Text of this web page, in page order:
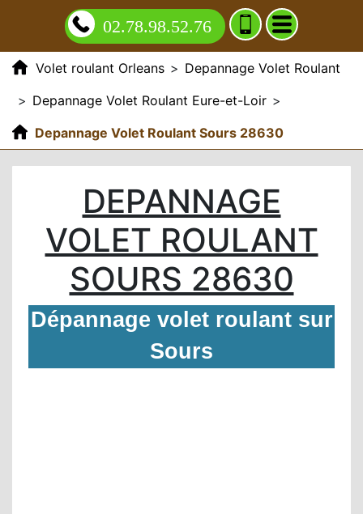
02.78.98.52.76
Volet roulant Orleans > Depannage Volet Roulant
> Depannage Volet Roulant Eure-et-Loir >
Depannage Volet Roulant Sours 28630
DEPANNAGE
VOLET ROULANT
SOURS 28630
Dépannage volet roulant sur
Sours